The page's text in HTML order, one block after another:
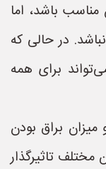
باشد، اما
در حالی که
برای همه
براق بودن
تاثیرگذار